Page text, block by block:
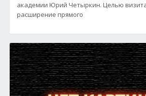
академии Юрий Четыркин. Целью
расширение прямого